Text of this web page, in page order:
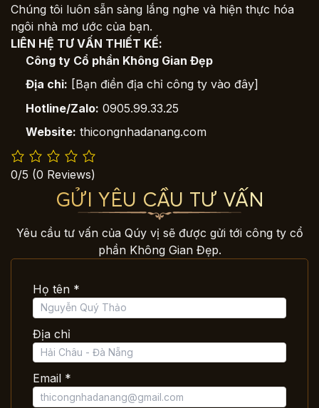
Chúng tôi luôn sẵn sàng lắng nghe và hiện thực hóa
ngôi nhà mơ ước của bạn.
LIÊN HỆ TƯ VẤN THIẾT KẾ:
Công ty Cổ phần Không Gian Đẹp
Địa chỉ: [Bạn điền địa chỉ công ty vào đây]
Hotline/Zalo: 0905.99.33.25
Website: thicongnhadanang.com
0/5 (0 Reviews)
GỬI YÊU CẦU TƯ VẤN
Yêu cầu tư vấn của Qúy vị sẽ được gửi tới công ty cổ
phần Không Gian Đẹp.
Họ tên *
Địa chỉ
Email *